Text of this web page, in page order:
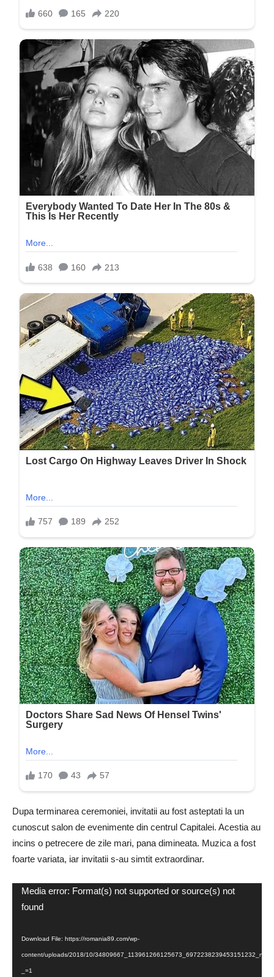
Dupa terminarea ceremoniei, invitatii au fost asteptati la un
cunoscut salon de evenimente din centrul Capitalei. Acestia au
incins o petrecere de zile mari, pana dimineata. Muzica a fost
foarte variata, iar invitatii s-au simtit extraordinar.
Video
Player
Media error: Format(s) not supported or source(s) not
found
Download File: https://romania89.com/wp-
content/uploads/2018/10/
_=1